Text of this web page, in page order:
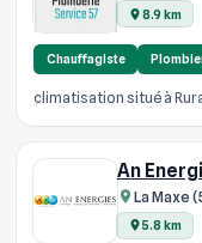
8.9 km
Chauffagiste
climatisation situé à
An
La Maxe
5.8 km